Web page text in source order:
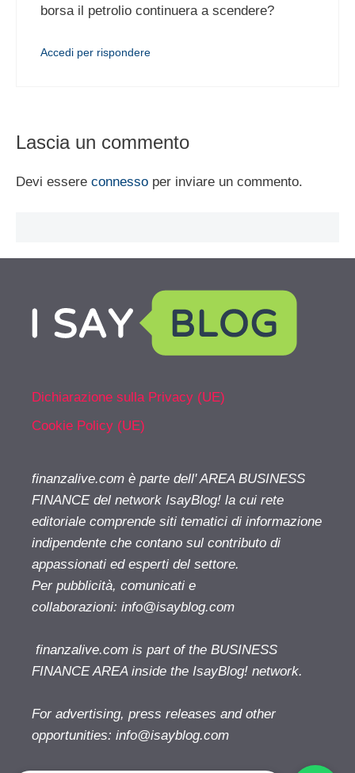
borsa il petrolio continuera a scendere?
Accedi per rispondere
Lascia un commento
Devi essere connesso per inviare un commento.
Dichiarazione sulla Privacy (UE)
Cookie Policy (UE)
finanzalive.com è parte dell' AREA BUSINESS
FINANCE del network IsayBlog! la cui rete
editoriale comprende siti tematici di informazione
indipendente che contano sul contributo di
appassionati ed esperti del settore.
Per pubblicità, comunicati e
collaborazioni: info@isayblog.com
finanzalive.com is part of the BUSINESS
FINANCE AREA inside the IsayBlog! network.
For advertising, press releases and other
opportunities: info@isayblog.com